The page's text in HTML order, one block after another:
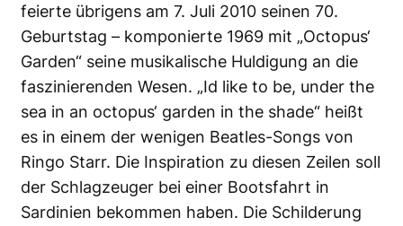
feierte übrigens am 7. Juli 2010 seinen 70.
Geburtstag – komponierte 1969 mit „Octopus‘
Garden“ seine musikalische Huldigung an die
faszinierenden Wesen. „Id like to be, under the
sea in an octopus‘ garden in the shade“ heißt
es in einem der wenigen Beatles-Songs von
Ringo Starr. Die Inspiration zu diesen Zeilen soll
der Schlagzeuger bei einer Bootsfahrt in
Sardinien bekommen haben. Die Schilderung